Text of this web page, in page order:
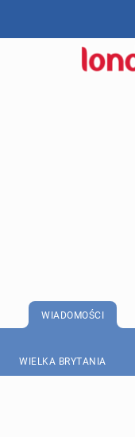
WIADOMOŚCI
WIELKA BRYTANIA